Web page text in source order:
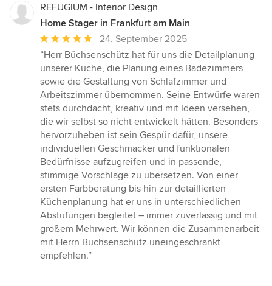
REFUGIUM - Interior Design
Home Stager in Frankfurt am Main
Durchschnittliche
Bewertung:
5
von
5
Sternen
24. September 2025
“Herr Büchsenschütz hat für uns die Detailplanung
unserer Küche, die Planung eines Badezimmers
sowie die Gestaltung von Schlafzimmer und
Arbeitszimmer übernommen. Seine Entwürfe waren
stets durchdacht, kreativ und mit Ideen versehen,
die wir selbst so nicht entwickelt hätten. Besonders
hervorzuheben ist sein Gespür dafür, unsere
individuellen Geschmäcker und funktionalen
Bedürfnisse aufzugreifen und in passende,
stimmige Vorschläge zu übersetzen. Von einer
ersten Farbberatung bis hin zur detaillierten
Küchenplanung hat er uns in unterschiedlichen
Abstufungen begleitet – immer zuverlässig und mit
großem Mehrwert. Wir können die Zusammenarbeit
mit Herrn Büchsenschütz uneingeschränkt
empfehlen.”